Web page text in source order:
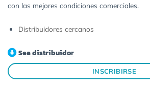
con las mejores condiciones comerciales.
Distribuidores cercanos
Sea distribuidor
INSCRIBIRSE